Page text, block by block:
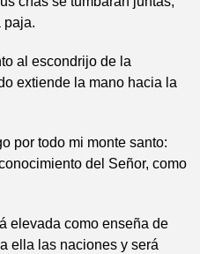
paja.
al escondrijo de la
extiende la mano hacia la
por todo mi monte santo:
del Señor, como
elevada como enseña de
ella las naciones y será